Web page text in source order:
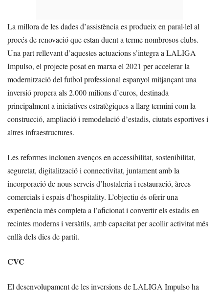
La millora de les dades d’assistència es produeix en paral·lel al
procés de renovació que estan duent a terme nombrosos clubs.
Una part rellevant d’aquestes actuacions s’integra a LALIGA
Impulso, el projecte posat en marxa el 2021 per accelerar la
modernització del futbol professional espanyol mitjançant una
inversió propera als 2.000 milions d’euros, destinada
principalment a iniciatives estratègiques a llarg termini com la
construcció, ampliació i remodelació d’estadis, ciutats esportives i
altres infraestructures.
Les reformes inclouen avenços en accessibilitat, sostenibilitat,
seguretat, digitalització i connectivitat, juntament amb la
incorporació de nous serveis d’hostaleria i restauració, àrees
comercials i espais d’hospitality. L’objectiu és oferir una
experiència més completa a l’aficionat i convertir els estadis en
recintes moderns i versàtils, amb capacitat per acollir activitat més
enllà dels dies de partit.
CVC
El desenvolupament de les inversions de LALIGA Impulso ha